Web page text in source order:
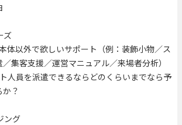
ズ
体以外で欲しいサポート（例：装飾小物／ス
集客支援／運営マニュアル／来場者分析）
人員を派遣できるならどのくらいまでなら予
？
ング